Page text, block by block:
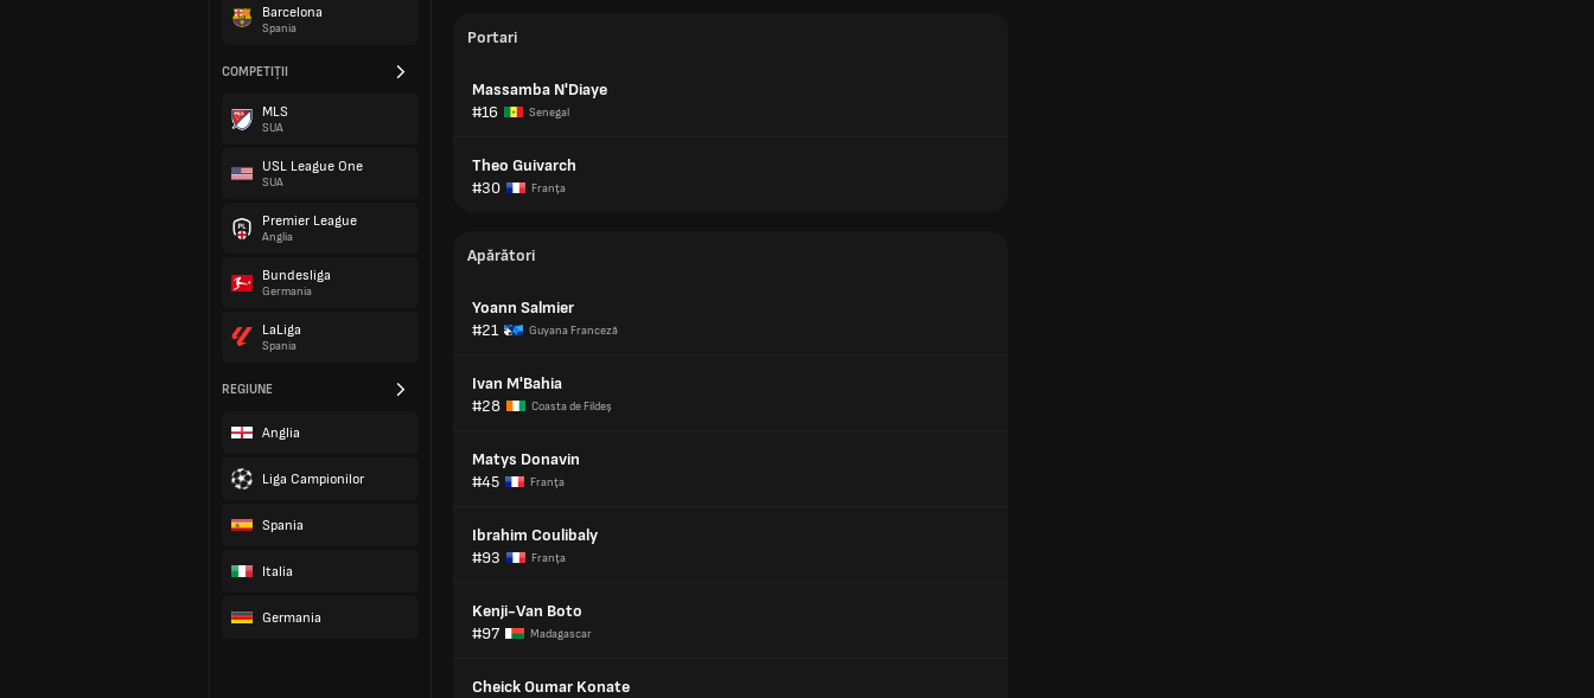
Barcelona
Spania
COMPETIȚII
MLS
SUA
USL League One
SUA
Premier League
Anglia
Bundesliga
Germania
LaLiga
Spania
REGIUNE
Anglia
Liga Campionilor
Spania
Italia
Germania
Portari
Massamba N'Diaye
#16
Senegal
Theo Guivarch
#30
Franţa
Apărători
Yoann Salmier
#21
Guyana Franceză
Ivan M'Bahia
#28
Coasta de Fildeş
Matys Donavin
#45
Franţa
Ibrahim Coulibaly
#93
Franţa
Kenji-Van Boto
#97
Madagascar
Cheick Oumar Konate